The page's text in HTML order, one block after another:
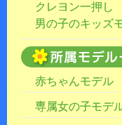
クレヨン一押し
男の子のキッズ
赤ちゃんモデル
専属女の子モデ